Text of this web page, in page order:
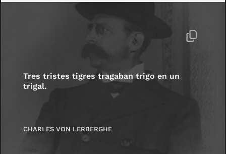
Tres tristes tigres tragaban trigo en un
trigal.
CHARLES VON LERBERGHE